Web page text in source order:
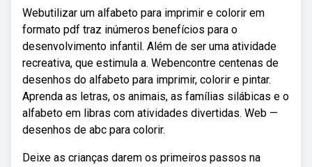
Webutilizar um alfabeto para imprimir e colorir em
formato pdf traz inúmeros benefícios para o
desenvolvimento infantil. Além de ser uma atividade
recreativa, que estimula a. Webencontre centenas de
desenhos do alfabeto para imprimir, colorir e pintar.
Aprenda as letras, os animais, as famílias silábicas e o
alfabeto em libras com atividades divertidas. Web —
desenhos de abc para colorir.
Deixe as crianças darem os primeiros passos na